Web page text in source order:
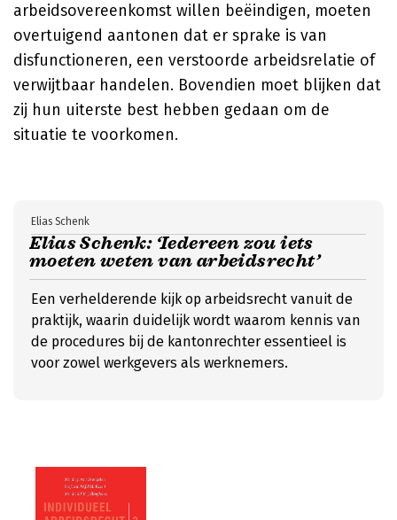
arbeidsovereenkomst willen beëindigen, moeten
overtuigend aantonen dat er sprake is van
disfunctioneren, een verstoorde arbeidsrelatie of
verwijtbaar handelen. Bovendien moet blijken dat
zij hun uiterste best hebben gedaan om de
situatie te voorkomen.
Elias Schenk: ‘Iedereen zou iets
moeten weten van arbeidsrecht’
Elias Schenk
Een verhelderende kijk op arbeidsrecht vanuit de
praktijk, waarin duidelijk wordt waarom kennis van
de procedures bij de kantonrechter essentieel is
voor zowel werkgevers als werknemers.